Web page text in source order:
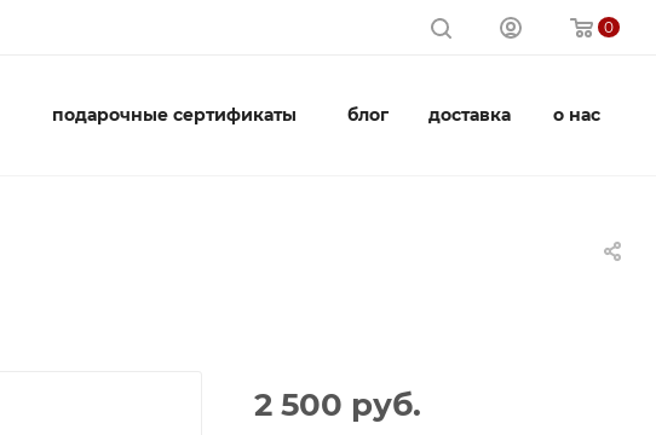
0
подарочные сертификаты блог доставка о нас
2 500 руб.